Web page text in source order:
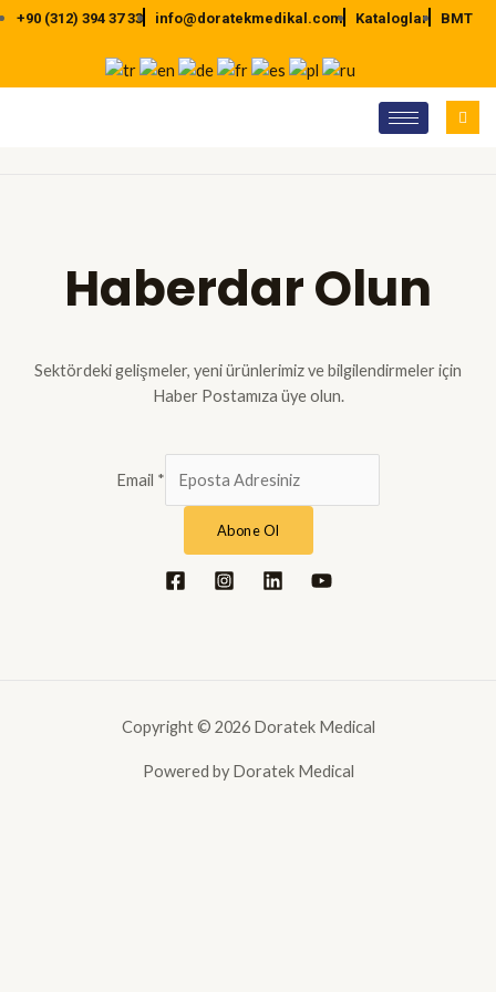
İçeriğe
+90 (312) 394 37 33 info@doratekmedikal.com Kataloglar BMT
Haberdar Olun
Sektördeki gelişmeler, yeni ürünlerimiz ve bilgilendirmeler için
Haber Postamıza üye olun.
Email *
Abone Ol
Copyright © 2026 Doratek Medical
Powered by Doratek Medical